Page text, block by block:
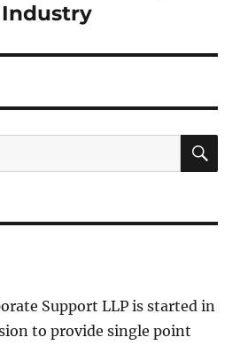
Support LLP is started in
to provide single point